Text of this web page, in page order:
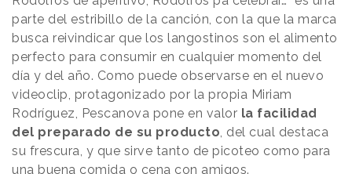
parte del estribillo de la canción, con la que la marca
busca reivindicar que los langostinos son el alimento
perfecto para consumir en cualquier momento del
día y del año. Como puede observarse en el nuevo
videoclip, protagonizado por la propia Miriam
Rodríguez, Pescanova pone en valor la facilidad
del preparado de su producto, del cual destaca
su frescura, y que sirve tanto de picoteo como para
una buena comida o cena con amigos.